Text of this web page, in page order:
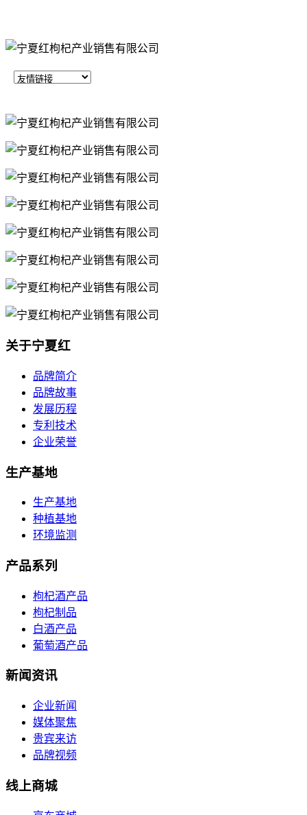
关于宁夏红
品牌简介
品牌故事
发展历程
专利技术
企业荣誉
生产基地
生产基地
种植基地
环境监测
产品系列
枸杞酒产品
枸杞制品
白酒产品
葡萄酒产品
新闻资讯
企业新闻
媒体聚焦
贵宾来访
品牌视频
线上商城